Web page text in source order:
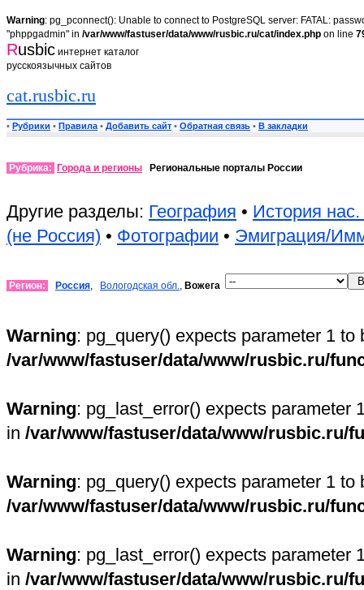
Warning: pg_pconnect(): Unable to connect to PostgreSQL server: FATAL:
"phppgadmin" in /var/www/fastuser/data/www/rusbic.ru/cat/index.php on line
Rusbic интернет каталог
русскоязычных сайтов
cat.rusbic.ru
• Рубрики • Правила • Добавить сайт • Обратная связь • В закладки
Рубрика: Города и регионы Региональные порталы России
Другие разделы: География • История нас.
(не Россия) • Фотографии • Эмиграция/
Регион: Россия, Вологодская обл., Вожега
Warning: pg_query() expects parameter 1
/var/www/fastuser/data/www/rusbic.ru/
Warning: pg_last_error() expects parameter
in /var/www/fastuser/data/www/rusbic.ru/
Warning: pg_query() expects parameter 1
/var/www/fastuser/data/www/rusbic.ru/
Warning: pg_last_error() expects parameter
in /var/www/fastuser/data/www/rusbic.ru/